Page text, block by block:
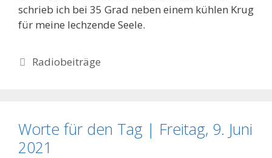
schrieb ich bei 35 Grad neben einem kühlen Krug
für meine lechzende Seele.
Kategorien
Radiobeiträge
Worte für den Tag | Freitag, 9. Juni
2021